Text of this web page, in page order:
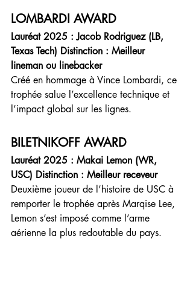
LOMBARDI AWARD
Lauréat 2025 : Jacob Rodriguez (LB,
Texas Tech) Distinction : Meilleur
lineman ou linebacker
Créé en hommage à Vince Lombardi, ce
trophée salue l’excellence technique et
l’impact global sur les lignes.
BILETNIKOFF AWARD
Lauréat 2025 : Makai Lemon (WR,
USC) Distinction : Meilleur receveur
Deuxième joueur de l’histoire de USC à
remporter le trophée après Marqise Lee,
Lemon s’est imposé comme l’arme
aérienne la plus redoutable du pays.